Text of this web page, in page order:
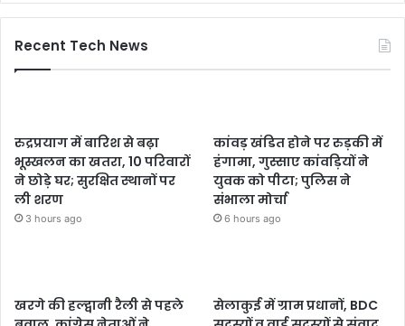
Recent Tech News
रुद्रप्रयाग में बारिश से बढ़ा
भूस्खलन का खतरा, 10 परिवारों
ने छोड़े घर; सुरक्षित स्थानों पर
ली शरण
3 hours ago
कांवड़ खंडित होने पर रुड़की में
हंगामा, गुस्साए कांवड़ियों ने
युवक को पीटा; पुलिस ने
संभाला मोर्चा
6 hours ago
खरगे की हल्द्वानी रैली से पहले
सेलाकुई में ग्राम प्रधानों, BDC